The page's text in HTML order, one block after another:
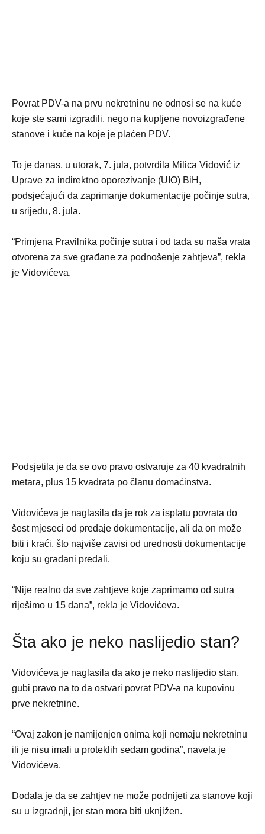
Povrat PDV-a na prvu nekretninu ne odnosi se na kuće
koje ste sami izgradili, nego na kupljene novoizgrađene
stanove i kuće na koje je plaćen PDV.
To je danas, u utorak, 7. jula, potvrdila Milica Vidović iz
Uprave za indirektno oporezivanje (UIO) BiH,
podsjećajući da zaprimanje dokumentacije počinje sutra,
u srijedu, 8. jula.
“Primjena Pravilnika počinje sutra i od tada su naša vrata
otvorena za sve građane za podnošenje zahtjeva”, rekla
je Vidovićeva.
Podsjetila je da se ovo pravo ostvaruje za 40 kvadratnih
metara, plus 15 kvadrata po članu domaćinstva.
Vidovićeva je naglasila da je rok za isplatu povrata do
šest mjeseci od predaje dokumentacije, ali da on može
biti i kraći, što najviše zavisi od urednosti dokumentacije
koju su građani predali.
“Nije realno da sve zahtjeve koje zaprimamo od sutra
riješimo u 15 dana”, rekla je Vidovićeva.
Šta ako je neko naslijedio stan?
Vidovićeva je naglasila da ako je neko naslijedio stan,
gubi pravo na to da ostvari povrat PDV-a na kupovinu
prve nekretnine.
“Ovaj zakon je namijenjen onima koji nemaju nekretninu
ili je nisu imali u proteklih sedam godina”, navela je
Vidovićeva.
Dodala je da se zahtjev ne može podnijeti za stanove koji
su u izgradnji, jer stan mora biti uknjižen.